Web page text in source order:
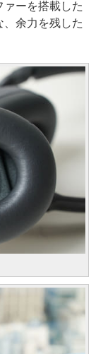
ーを搭載した
余力を残した